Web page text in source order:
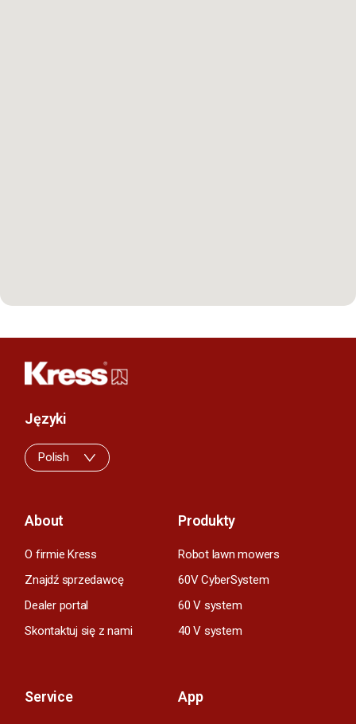
About
O firmie Kress
Znajdź sprzedawcę
Dealer portal
Skontaktuj się z nami
Produkty
Robot lawn mowers
60V CyberSystem
60 V system
40 V system
Service App
Języki
Polish